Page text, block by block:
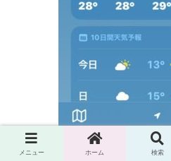
メニュー ホーム 検索